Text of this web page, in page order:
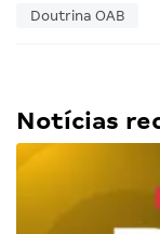
Doutrina OAB
Notícias